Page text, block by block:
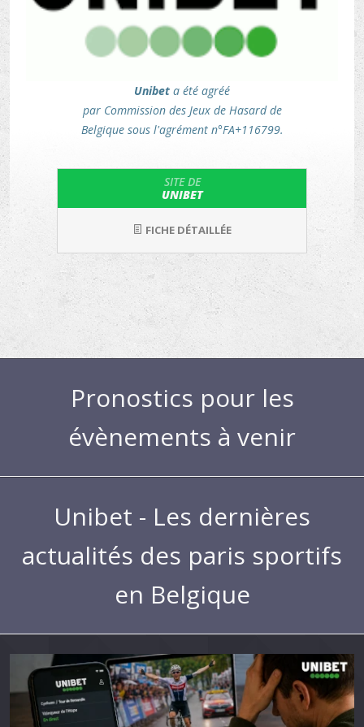
Unibet a été agréé
par Commission des Jeux de Hasard de
Belgique sous l'agrément n°FA+116799.
SITE DE
UNIBET
FICHE DÉTAILLÉE
Pronostics pour les
évènements à venir
Unibet - Les dernières
actualités des paris sportifs
en Belgique